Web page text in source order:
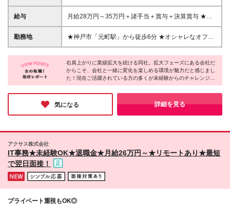
ルをお持ちの方 ◆学歴不問 ◆20代～30代活躍中！ ☆
人柄重視の採用になります！ 「経験はないけどオフ
応募ください♪ ＊＊こんな方にピッタリです＊＊ □オ
シャレも楽しみながらオフィスワークをしたい方 □コ
やすさも大切にしたい方
給与
月給28万円～35万円＋諸手当＋賞与＋決算賞与 ★月
平均2万～4万のインセンティブ獲得も可能！ ★昇給
ではあなたの頑張りをしっかり評価。 一度の昇給で
考慮の上、優遇いたします ※上記月給には固定残業代
（20時間分／37,900円～）を含み、超過分は別途支
給いたします ※上記月給には一律手当を含みます ※試
勤務地
★神戸市「元町駅」から徒歩6分 ★オシャレなオフィ
スで働ける♪ ＜本社＞ 兵庫県神戸市中央区明石町44神
戸御幸ビル4階 ※転勤はありません ※変更の範囲：会
社の定める事業所
右肩上がりに業績拡大を続ける同社。拡大フェーズにある会社だ
からこそ、会社と一緒に変化を楽しめる環境が魅力だと感じまし
た！現在ご活躍されている方の多くが未経験からのチャレンジだ
そう。教育実績が豊富にある同社だからこそ、未経験の方が不安
に感じるポイントを踏まえた上で研修を行っているのも、安心で
きるポイントだと感じました♪オフィスワークのお仕事で一歩踏
み出したい方にぜひご応募いただきたいです◎
気になる 詳細を見る
アクサス株式会社
IT事務★未経験OK★退職金★月給26万円～★リモートあり★最短
で翌日面接！
プライベート重視もOK◎